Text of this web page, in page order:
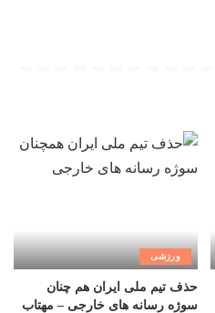
ورزشی
حذف تیم ملی ایران هم چنان
سوژه رسانه های خارجی – مهتاب